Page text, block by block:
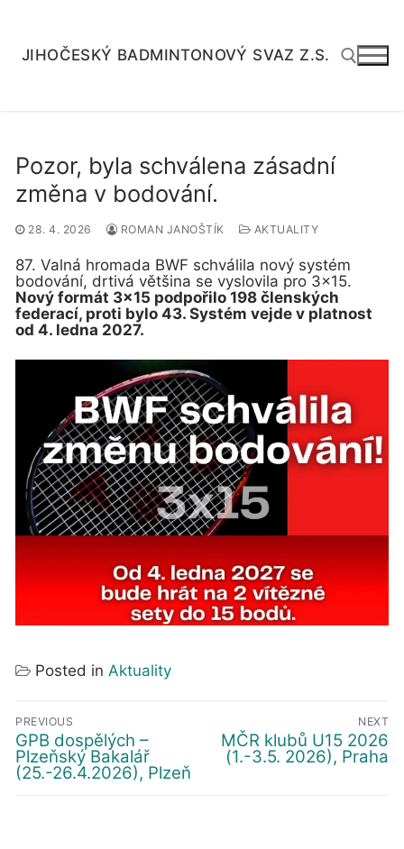
JIHOČESKÝ BADMINTONOVÝ SVAZ Z.S.
Pozor, byla schválena zásadní
změna v bodování.
28. 4. 2026 ROMAN JANOŠTÍK AKTUALITY
87. Valná hromada BWF schválila nový systém
bodování, drtivá většina se vyslovila pro 3×15.
Nový formát 3×15 podpořilo 198 členských
federací, proti bylo 43. Systém vejde v platnost
od 4. ledna 2027.
Posted in Aktuality
Navigace
pro
příspěvek
PREVIOUS
Předchozí
příspěvek
GPB dospělých –
Plzeňský Bakalář
(25.-26.4.2026), Plzeň
NEXT
Další
příspěvek
MČR klubů U15 2026
(1.-3.5. 2026), Praha